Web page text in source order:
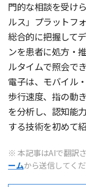
門的な相談を受け
ルス」プラットフ
総合的に把握して
ンを患者に処方・
ルタイムで照会で
電子は、モバイル
歩行速度、指の動
を分析し、認知能
する技術を初めて
※ 本記事はAIで翻訳
ームから送信してくだ